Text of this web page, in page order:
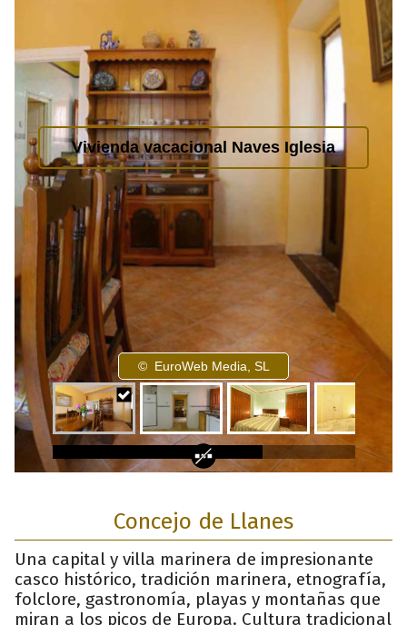
Concejo de Llanes
Una capital y villa marinera de impresionante
casco histórico, tradición marinera, etnografía,
folclore, gastronomía, playas y montañas que
miran a los picos de Europa. Cultura tradicional